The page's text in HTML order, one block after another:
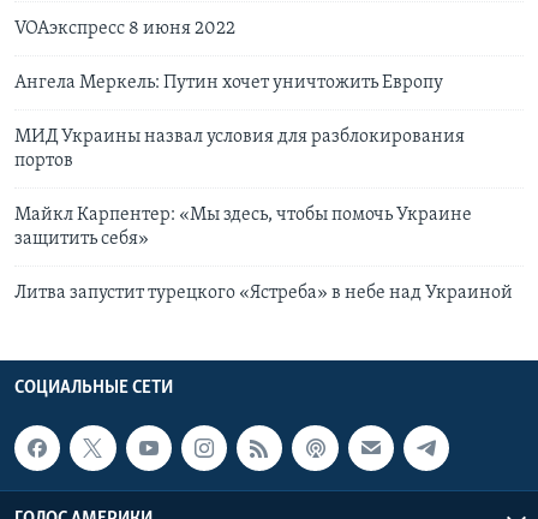
VOAэкспресс 8 июня 2022
Ангела Меркель: Путин хочет уничтожить Европу
МИД Украины назвал условия для разблокирования
портов
Майкл Карпентер: «Мы здесь, чтобы помочь Украине
защитить себя»
Литва запустит турецкого «Ястреба» в небе над Украиной
СОЦИАЛЬНЫЕ СЕТИ